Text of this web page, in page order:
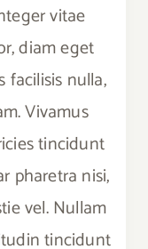
vitae
diam eget
facilisis nulla,
Vivamus
tincidunt
pharetra nisi,
vel. Nullam
tincidunt